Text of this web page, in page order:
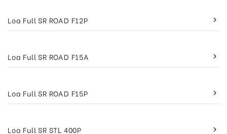
Loa Full SR ROAD F12P keyboard_arrow_right
Loa Full SR ROAD F15A keyboard_arrow_right
Loa Full SR ROAD F15P keyboard_arrow_right
Loa Full SR STL 400P keyboard_arrow_right